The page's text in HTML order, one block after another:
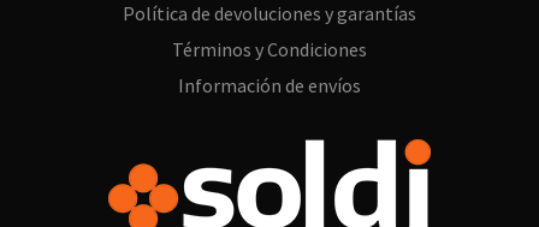
Política de devoluciones y garantías
Términos y Condiciones
Información de envíos